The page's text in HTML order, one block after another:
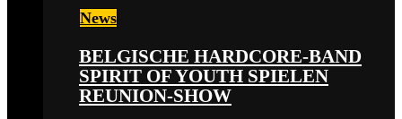
News
BELGISCHE HARDCORE-BAND
SPIRIT OF YOUTH SPIELEN
REUNION-SHOW